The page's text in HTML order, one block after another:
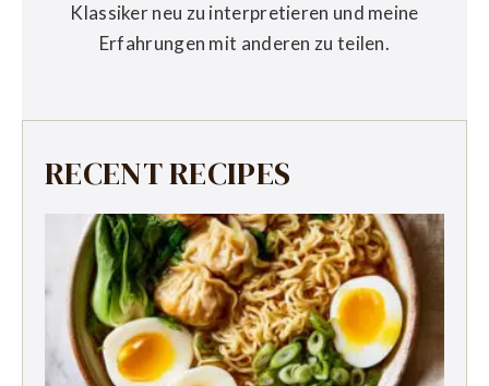
Klassiker neu zu interpretieren und meine
Erfahrungen mit anderen zu teilen.
RECENT RECIPES